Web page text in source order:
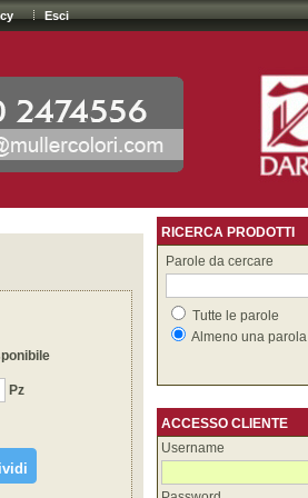
Esci
Pz
RICERCA PRODOTTI
Parole da cercare
Tutte le parole
Almeno una parola
ACCESSO CLIENTE
Username